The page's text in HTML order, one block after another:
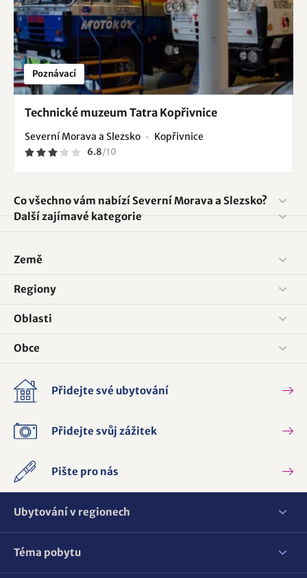
Poznávací
Technické muzeum Tatra Kopřivnice
Severní Morava a Slezsko Kopřivnice
6.8/10
Co všechno vám nabízí Severní Morava a Slezsko?
Další zajímavé kategorie
Země
Regiony
Oblasti
Obce
Přidejte své ubytování
Přidejte svůj zážitek
Pište pro nás
Ubytování v regionech
Téma pobytu